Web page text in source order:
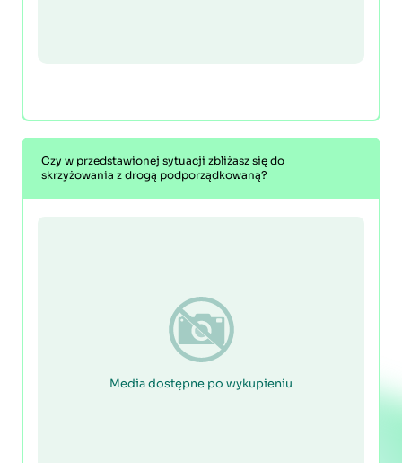
Czy w przedstawionej sytuacji zbliżasz się do
skrzyżowania z drogą podporządkowaną?
Media dostępne po wykupieniu